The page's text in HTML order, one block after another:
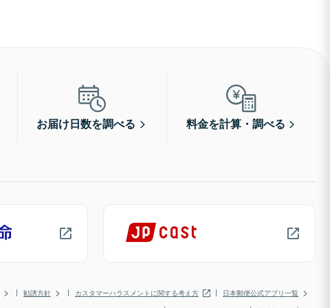
お届け日数を調べる 料金を計算・調べる
勧誘方針 カスタマーハラスメントに関する考え方
日本郵便公式アプリ一覧